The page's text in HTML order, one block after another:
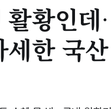
활황인
세한 국